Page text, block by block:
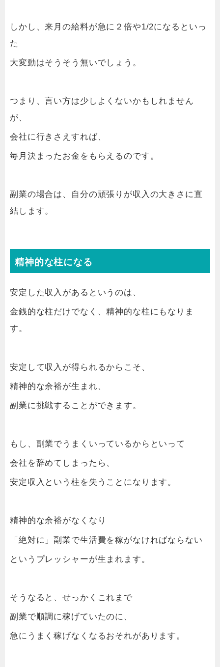
しかし、来月の給料が急に２倍や1/2になるといっ
た
大変動はそうそう無いでしょう。
つまり、言い方は少しよくないかもしれません
が、
会社に行きさえすれば、
毎月決まったお金をもらえるのです。
副業の場合は、自分の頑張りが収入の大きさに直
結します。
精神的な柱になる
安定した収入があるというのは、
金銭的な柱だけでなく、精神的な柱にもなりま
す。
安定して収入が得られるからこそ、
精神的な余裕が生まれ、
副業に挑戦することができます。
もし、副業でうまくいっているからといって
会社を辞めてしまったら、
安定収入という柱を失うことになります。
精神的な余裕がなくなり
「絶対に」副業で生活費を稼がなければならない
というプレッシャーが生まれます。
そうなると、せっかくこれまで
副業で順調に稼げていたのに、
急にうまく稼げなくなるおそれがあります。